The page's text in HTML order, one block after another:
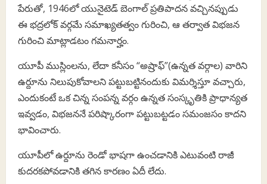
పేరుతో, 1946లో యునైటెడ్ బెంగాల్ ప్రతిపాదన వచ్చినప్పుడు
ఈ భద్రలోక్ వర్గమే సమాఖ్యతత్వం గురించి, ఆ తర్వాత విభజన
గురించి మాట్లాడటం గమనార్హం.
యూపీ ముస్లింలను, లేదా కనీసం “అష్రాఫ్”(ఉన్నత వర్గాల) వారిని
ఉర్దూను నిలుపుకోవాలని పట్టుబట్టినందుకు విమర్శిస్తూ వచ్చారు,
ఎందుకంటే ఒక చిన్న సంపన్న వర్గం ఉన్నత సంస్కృతికి ప్రాధాన్యత
ఇవ్వడం, విభజననే పరిష్కారంగా పట్టుబట్టడం సమంజసం కాదని
భావించారు.
యూపీలో ఉర్దూను రెండో భాషగా ఉంచడానికి ఎటువంటి రాజీ
కుదరకపోవడానికి తగిన కారణం ఏదీ లేదు.